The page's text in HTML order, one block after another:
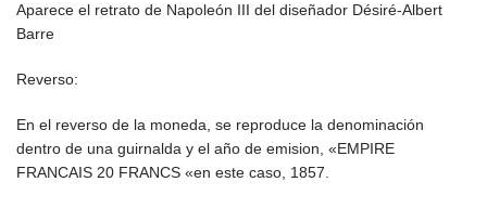
Aparece el retrato de Napoleón III del diseñador Désiré-Albert
Barre
Reverso:
En el reverso de la moneda, se reproduce la denominación
dentro de una guirnalda y el año de emision, «EMPIRE
FRANCAIS 20 FRANCS «en este caso, 1857.